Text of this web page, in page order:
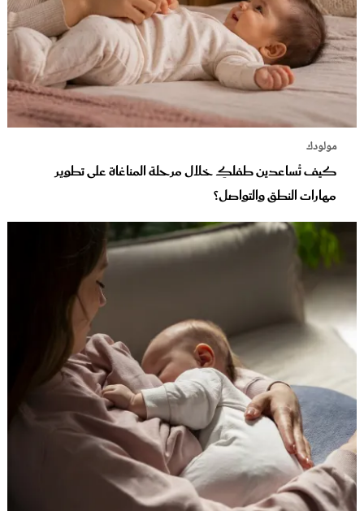
مولودك
كيف تُساعدين طفلكِ خلال مرحلة المناغاة على تطوير
مهارات النطق والتواصل؟